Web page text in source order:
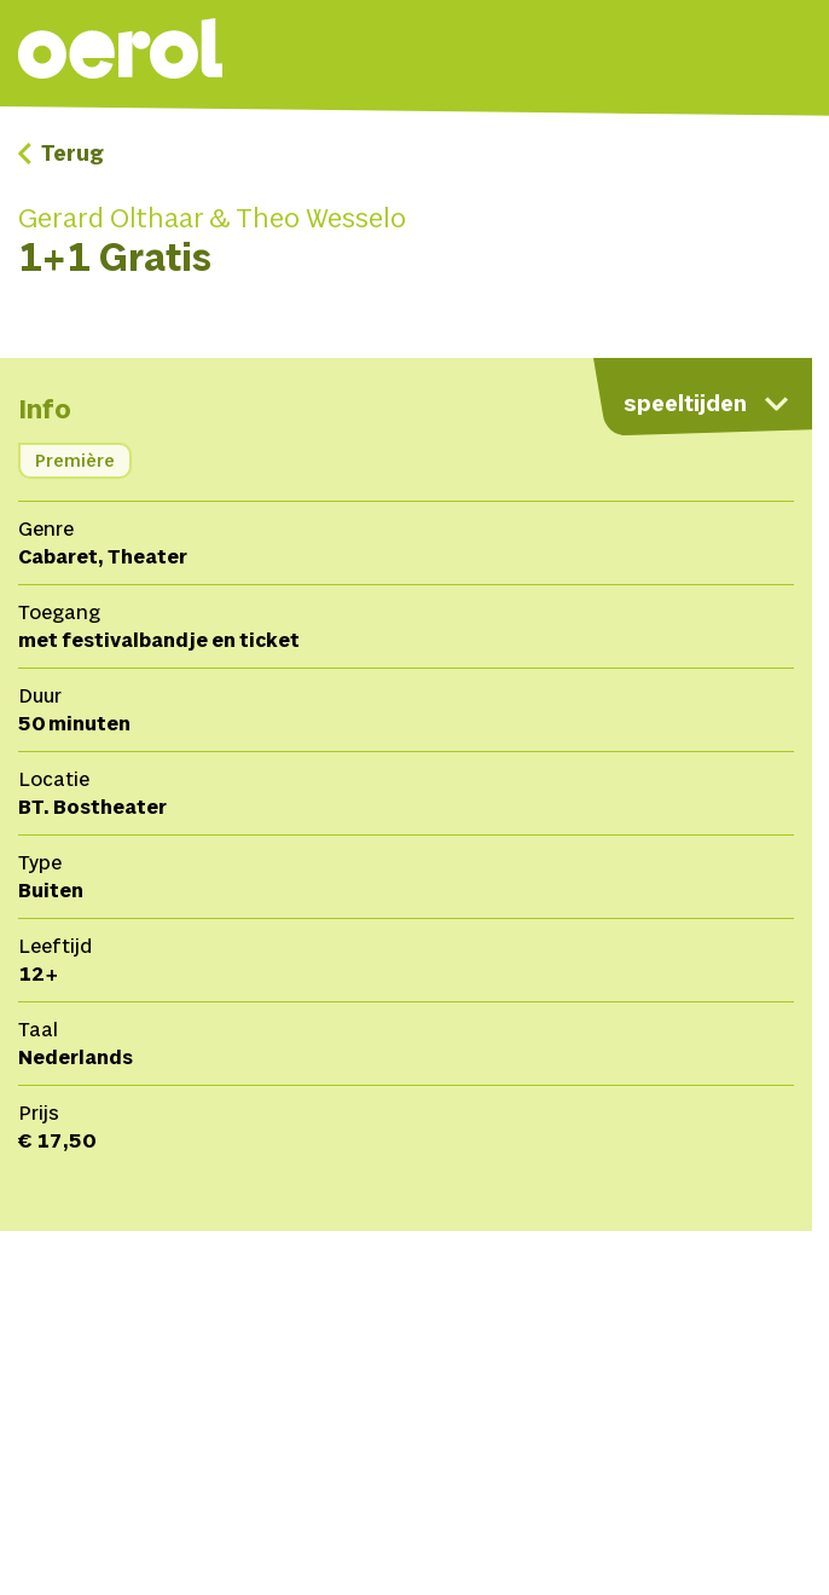
Terug
Gerard Olthaar & Theo Wesselo
1+1 Gratis
speeltijden
kaart
Info
Première
Genre
Cabaret, Theater
Toegang
met festivalbandje en ticket
Duur
50 minuten
Locatie
BT. Bostheater
Type
Buiten
Leeftijd
12+
Taal
Nederlands
Prijs
€ 17,50